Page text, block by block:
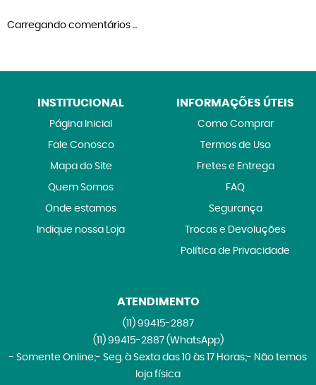
Carregando comentários ...
INSTITUCIONAL
Página Inicial
Fale Conosco
Mapa do Site
Quem Somos
Onde estamos
Indique nossa Loja
INFORMAÇÕES ÚTEIS
Como Comprar
Termos de Uso
Fretes e Entrega
FAQ
Segurança
Trocas e Devoluções
Política de Privacidade
ATENDIMENTO
(11)99415-2887
(11)99415-2887 (WhatsApp)
- Somente Online;- Seg. à Sexta das 10 às 17 Horas;- Não temos
loja física